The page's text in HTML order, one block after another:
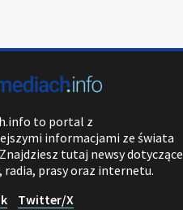
to portal z
informacjami ze świata
tutaj newsy dotyczące
prasy oraz internetu.
Twitter/X